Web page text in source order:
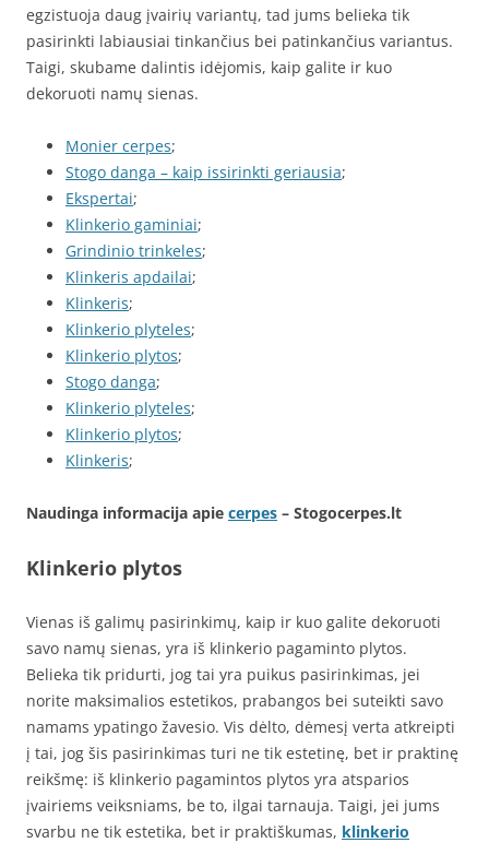
egzistuoja daug įvairių variantų, tad jums belieka tik
pasirinkti labiausiai tinkančius bei patinkančius variantus.
Taigi, skubame dalintis idėjomis, kaip galite ir kuo
dekoruoti namų sienas.
Monier cerpes;
Stogo danga – kaip issirinkti geriausia;
Ekspertai;
Klinkerio gaminiai;
Grindinio trinkeles;
Klinkeris apdailai;
Klinkeris;
Klinkerio plyteles;
Klinkerio plytos;
Stogo danga;
Klinkerio plyteles;
Klinkerio plytos;
Klinkeris;
Naudinga informacija apie cerpes – Stogocerpes.lt
Klinkerio plytos
Vienas iš galimų pasirinkimų, kaip ir kuo galite dekoruoti
savo namų sienas, yra iš klinkerio pagaminto plytos.
Belieka tik pridurti, jog tai yra puikus pasirinkimas, jei
norite maksimalios estetikos, prabangos bei suteikti savo
namams ypatingo žavesio. Vis dėlto, dėmesį verta atkreipti
į tai, jog šis pasirinkimas turi ne tik estetinę, bet ir praktinę
reikšmę: iš klinkerio pagamintos plytos yra atsparios
įvairiems veiksniams, be to, ilgai tarnauja. Taigi, jei jums
svarbu ne tik estetika, bet ir praktiškumas, klinkerio